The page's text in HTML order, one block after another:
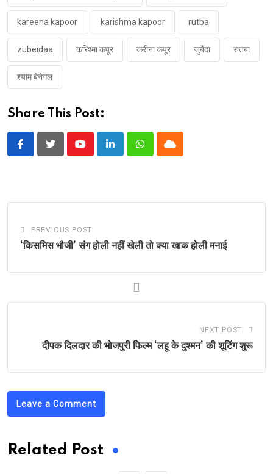
kareena kapoor karishma kapoor rutba
zubeidaa करिश्मा कपूर करीना कपूर जुबैदा रुतबा
श्याम बेनेगल
Share This Post:
YoutubeLinkedInWhatsappCloud
PREVIOUS POST
‘किसमिस भौजी’ संग होली नहीं खेली तो क्या खाक होली मनाई
NEXT POST
दीपक दिलदार की भोजपुरी फिल्म ‘लहू के दुश्मन’ की शूटिंग शुरू
Leave a Comment
Related Post